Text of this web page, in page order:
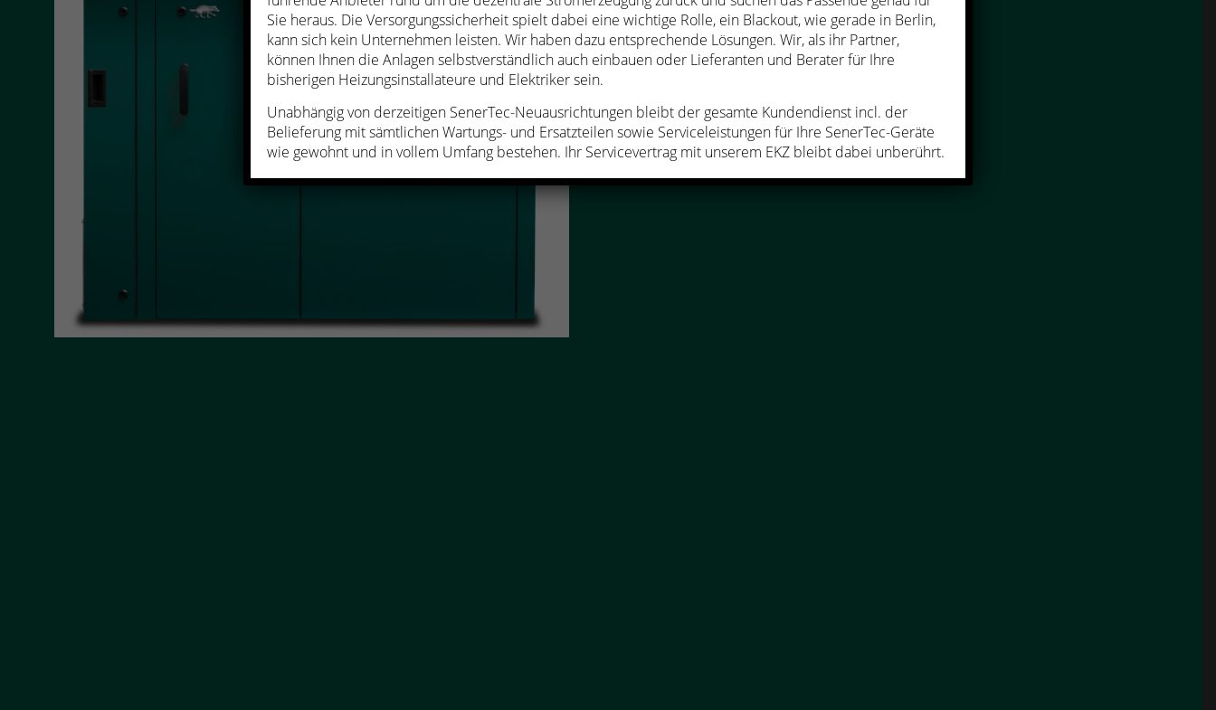
Sie heraus. Die Versorgungssicherheit spielt dabei eine wichtige Rolle, ein Blackout, wie gerade in Berlin,
kann sich kein Unternehmen leisten. Wir haben dazu entsprechende Lösungen. Wir, als ihr Partner,
können Ihnen die Anlagen selbstverständlich auch einbauen oder Lieferanten und Berater für Ihre
bisherigen Heizungsinstallateure und Elektriker sein.
Unabhängig von derzeitigen SenerTec-Neuausrichtungen bleibt der gesamte Kundendienst incl. der
Belieferung mit sämtlichen Wartungs- und Ersatzteilen sowie Serviceleistungen für Ihre SenerTec-Geräte
wie gewohnt und in vollem Umfang bestehen. Ihr Servicevertrag mit unserem EKZ bleibt dabei unberührt.